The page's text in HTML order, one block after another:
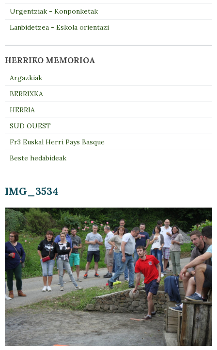
IMG_3534
Urgentziak - Konponketak
Lanbidetzea - Eskola orientazi
HERRIKO MEMORIOA
Argazkiak
BERRIXKA
HERRIA
SUD OUEST
Fr3 Euskal Herri Pays Basque
Beste hedabideak